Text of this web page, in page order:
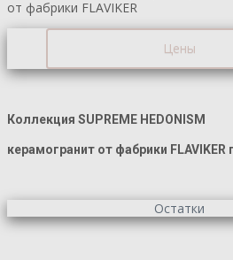
от фабрики FLAVIKER
Цены
Коллекция SUPREME HEDONISM
керамогранит от фабрики
Остатки